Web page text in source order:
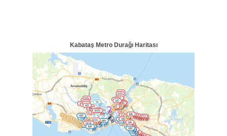
Kabataş Metro Durağı Haritası